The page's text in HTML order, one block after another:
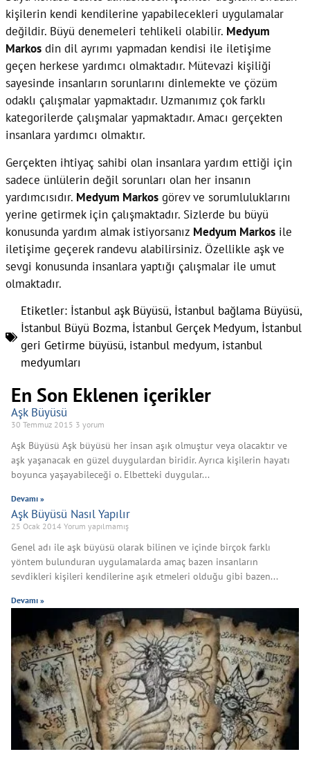
kişilerin kendi kendilerine yapabilecekleri uygulamalar
değildir. Büyü denemeleri tehlikeli olabilir. Medyum
Markos din dil ayrımı yapmadan kendisi ile iletişime
geçen herkese yardımcı olmaktadır. Mütevazi kişiliği
sayesinde insanların sorunlarını dinlemekte ve çözüm
odaklı çalışmalar yapmaktadır. Uzmanımız çok farklı
kategorilerde çalışmalar yapmaktadır. Amacı gerçekten
insanlara yardımcı olmaktır.
Gerçekten ihtiyaç sahibi olan insanlara yardım ettiği için
sadece ünlülerin değil sorunları olan her insanın
yardımcısıdır. Medyum Markos görev ve sorumluluklarını
yerine getirmek için çalışmaktadır. Sizlerde bu büyü
konusunda yardım almak istiyorsanız Medyum Markos ile
iletişime geçerek randevu alabilirsiniz. Özellikle aşk ve
sevgi konusunda insanlara yaptığı çalışmalar ile umut
olmaktadır.
Etiketler: İstanbul aşk Büyüsü, İstanbul bağlama Büyüsü,
İstanbul Büyü Bozma, İstanbul Gerçek Medyum, İstanbul
geri Getirme büyüsü, istanbul medyum, istanbul
medyumları
En Son Eklenen içerikler
Aşk Büyüsü
30 Temmuz 2015 3 yorum
Aşk Büyüsü Aşk büyüsü her insan aşık olmuştur veya olacaktır ve
aşk yaşanacak en güzel duygulardan biridir. Ayrıca kişilerin hayatı
boyunca yaşayabileceği o. Elbetteki duygular
Devamı »
Aşk Büyüsü Nasıl Yapılır
25 Ocak 2014 Yorum yapılmamış
Genel adı ile aşk büyüsü olarak bilinen ve içinde birçok farklı
yöntem bulunduran uygulamalarda amaç bazen insanların
sevdikleri kişileri kendilerine aşık etmeleri olduğu gibi bazen
Devamı »